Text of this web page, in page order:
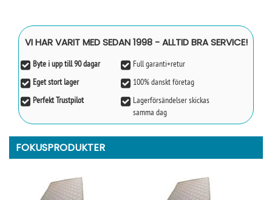
VI HAR VARIT MED SEDAN 1998 - ALLTID BRA SERVICE!
Byte i upp till 90 dagar
Full garanti+retur
Eget stort lager
100% danskt företag
Perfekt Trustpilot
Lagerförsändelser skickas
samma dag
FOKUSPRODUKTER